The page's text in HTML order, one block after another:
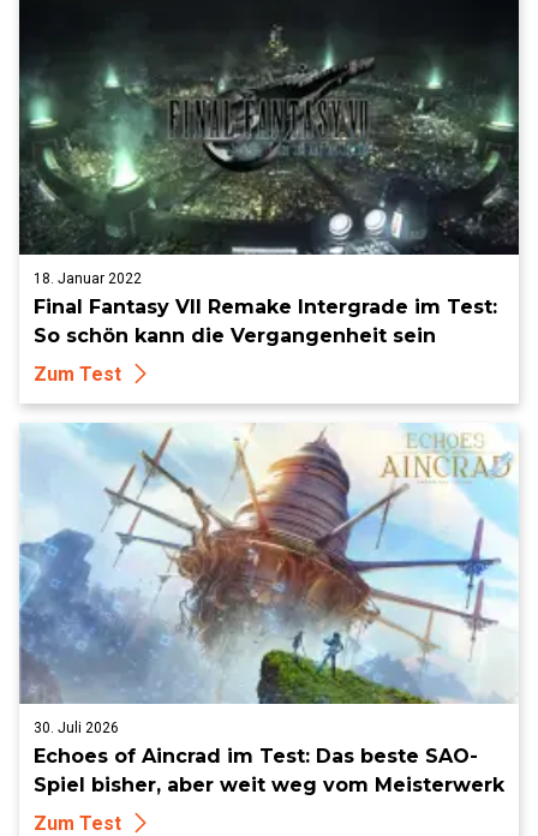
18. Januar 2022
Final Fantasy VII Remake Intergrade im Test:
So schön kann die Vergangenheit sein
Zum Test
30. Juli 2026
Echoes of Aincrad im Test: Das beste SAO-
Spiel bisher, aber weit weg vom Meisterwerk
Zum Test